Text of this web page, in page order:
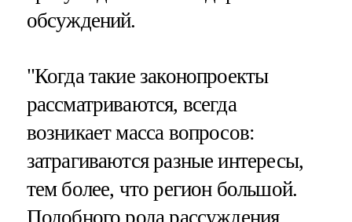
обсуждений.
"Когда такие законопроекты
рассматриваются, всегда
возникает масса вопросов:
затрагиваются разные интересы,
тем более, что регион большой.